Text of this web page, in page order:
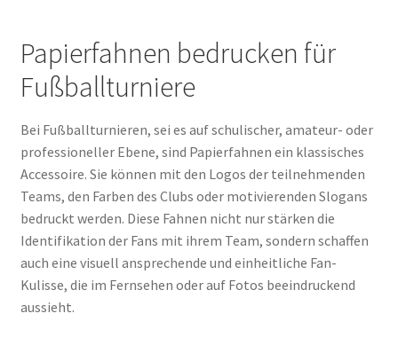
Papierfahnen bedrucken für
Fußballturniere
Bei Fußballturnieren, sei es auf schulischer, amateur- oder
professioneller Ebene, sind Papierfahnen ein klassisches
Accessoire. Sie können mit den Logos der teilnehmenden
Teams, den Farben des Clubs oder motivierenden Slogans
bedruckt werden. Diese Fahnen nicht nur stärken die
Identifikation der Fans mit ihrem Team, sondern schaffen
auch eine visuell ansprechende und einheitliche Fan-
Kulisse, die im Fernsehen oder auf Fotos beeindruckend
aussieht.